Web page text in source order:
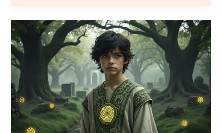
Prenom
garçon
des
originales
pour
un
prénom